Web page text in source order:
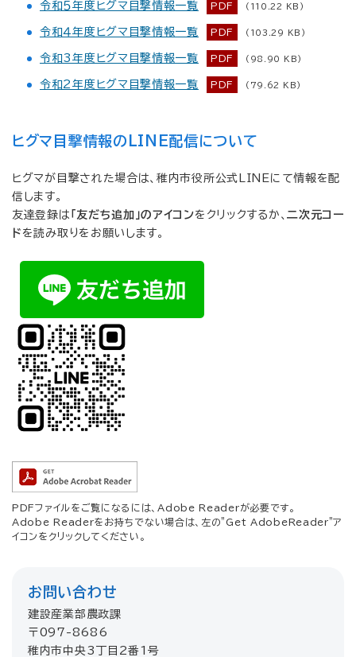
令和５年度ヒグマ目撃情報一覧 PDF (110.22 KB)
令和４年度ヒグマ目撃情報一覧 PDF (103.29 KB)
令和3年度ヒグマ目撃情報一覧 PDF (98.90 KB)
令和2年度ヒグマ目撃情報一覧 PDF (79.62 KB)
ヒグマ目撃情報のLINE配信について
ヒグマが目撃された場合は、稚内市役所公式LINEにて情報を配
信します。
友達登録は 「友だち追加」のアイコンをクリックするか、 二次元コー
ド を読み取りをお願いします。
PDFファイルをご覧になるには、Adobe Readerが必要です。
Adobe Readerをお持ちでない場合は、左の"Get AdobeReader"ア
イコンをクリックしてください。
お問い合わせ
建設産業部農政課
〒097-8686
稚内市中央3丁目2番1号